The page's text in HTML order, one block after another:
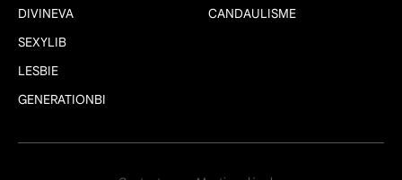
DIVINEVA
SEXYLIB
LESBIE
GENERATIONBI
CANDAULISME